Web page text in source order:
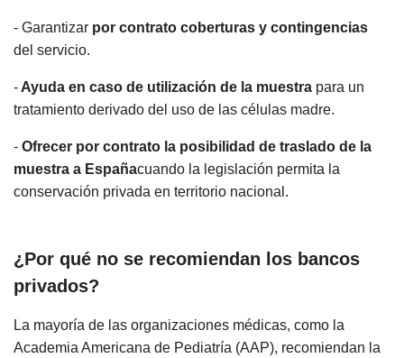
- Garantizar por contrato coberturas y contingencias
del servicio.
- Ayuda en caso de utilización de la muestra para un
tratamiento derivado del uso de las células madre.
- Ofrecer por contrato la posibilidad de traslado de la
muestra a Españacuando la legislación permita la
conservación privada en territorio nacional.
¿Por qué no se recomiendan los bancos
privados?
La mayoría de las organizaciones médicas, como la
Academia Americana de Pediatría (AAP), recomiendan la